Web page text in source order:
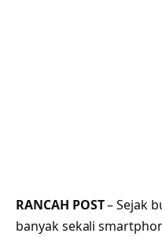
RANCAH POST– Sejak
banyak sekali